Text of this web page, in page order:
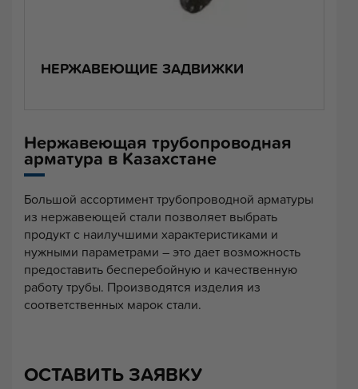
НЕРЖАВЕЮЩИЕ ЗАДВИЖКИ
Нержавеющая трубопроводная
арматура в Казахстане
Большой ассортимент трубопроводной арматуры
из нержавеющей стали позволяет выбрать
продукт с наилучшими характеристиками и
нужными параметрами – это дает возможность
предоставить бесперебойную и качественную
работу трубы. Производятся изделия из
соответственных марок стали.
ОСТАВИТЬ ЗАЯВКУ